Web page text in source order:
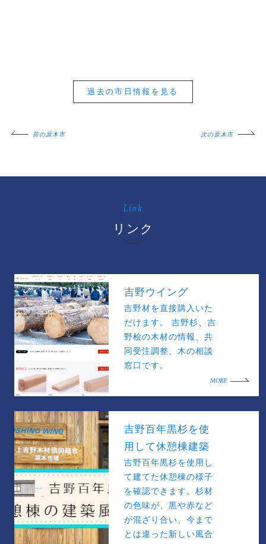
過去の市日情報を見る
前の原木市 次の原木市
Link
リンク
吉野ウイング
吉野材を直接購入いた
だけます。 吉野杉、吉
野桧の木材の情報、共
同受注調整、木の相談
窓口です。
MORE
吉野百年黒杉を使
用して休憩棟建築
吉野百年黒杉を使用し
て建てた休憩棟の様子
を確認できます。杉材
の色味が、黒や赤など
が混ざり合い、今まで
とは違った新しい風合